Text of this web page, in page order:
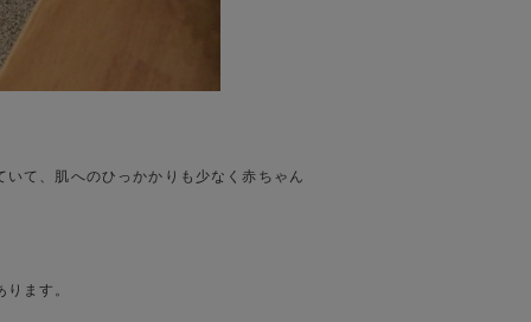
て、肌へのひっかかりも少なく赤ちゃん
ます。